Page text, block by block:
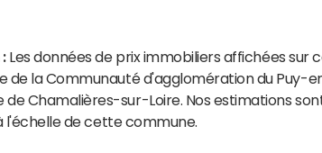
Les données de prix immobiliers affichées
de la Communauté d'agglomération du Puy-
de Chamalières-sur-Loire. Nos estimations
l'échelle de cette commune.